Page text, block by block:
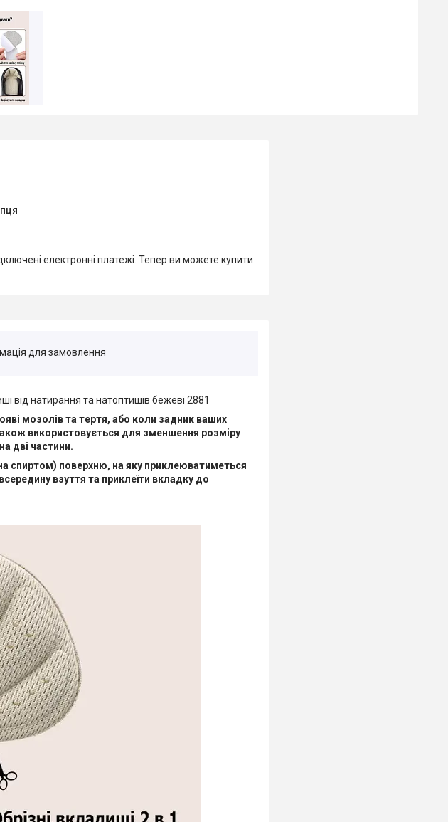
електронні платежі. Тепер ви можете купити
для замовлення
від натирання та натоптишів бежеві 2881
мозолів та тертя, або коли задник ваших
використовується для зменшення розміру
дві частини.
спиртом) поверхню, на яку приклеюватиметься
взуття та приклеїти вкладку до